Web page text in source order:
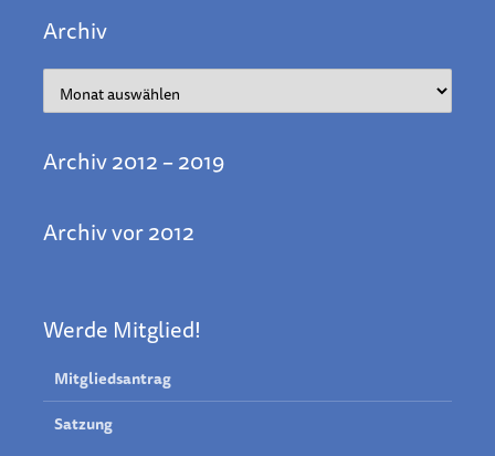
Archiv
Archiv 2012 – 2019
Archiv vor 2012
Werde Mitglied!
Mitgliedsantrag
Satzung